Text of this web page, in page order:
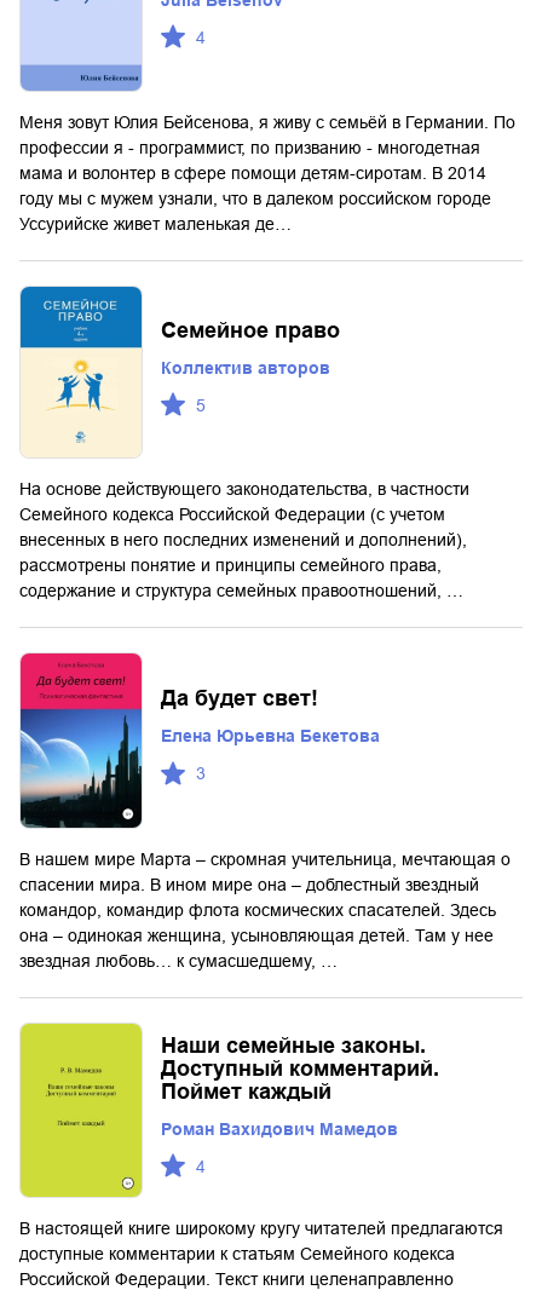
4
Меня зовут Юлия Бейсенова, я живу с семьёй в Германии. По
профессии я - программист, по призванию - многодетная
мама и волонтер в сфере помощи детям-сиротам. В 2014
году мы с мужем узнали, что в далеком российском городе
Уссурийске живет маленькая де…
Семейное право
Коллектив авторов
5
На основе действующего законодательства, в частности
Семейного кодекса Российской Федерации (с учетом
внесенных в него последних изменений и дополнений),
рассмотрены понятие и принципы семейного права,
содержание и структура семейных правоотношений, …
Да будет свет!
Елена Юрьевна Бекетова
3
В нашем мире Марта – скромная учительница, мечтающая о
спасении мира. В ином мире она – доблестный звездный
командор, командир флота космических спасателей. Здесь
она – одинокая женщина, усыновляющая детей. Там у нее
звездная любовь… к сумасшедшему, …
Наши семейные законы.
Доступный комментарий.
Поймет каждый
Роман Вахидович Мамедов
4
В настоящей книге широкому кругу читателей предлагаются
доступные комментарии к статьям Семейного кодекса
Российской Федерации. Текст книги целенаправленно